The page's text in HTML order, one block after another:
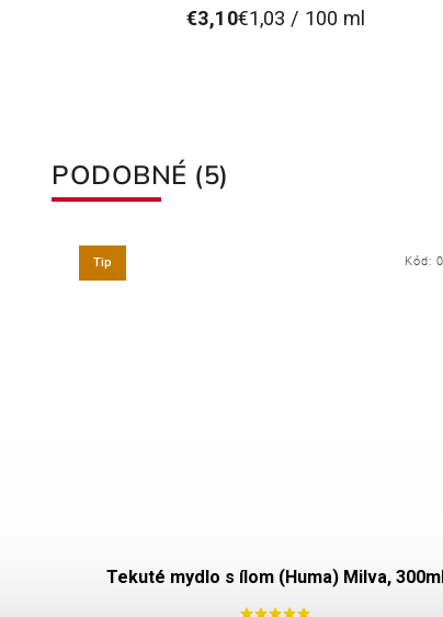
€3,10€1,03 / 100 ml
PODOBNÉ (5)
Tip
Tekuté mydlo s ílom (Huma) Milva,
Kód: